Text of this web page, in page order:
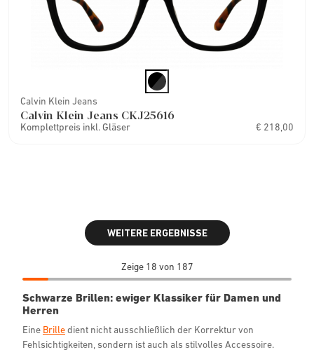
Calvin Klein Jeans
Calvin Klein Jeans CKJ25616
Komplettpreis inkl. Gläser € 218,00
WEITERE ERGEBNISSE
Zeige 18 von 187
Schwarze Brillen: ewiger Klassiker für Damen und
Herren
Eine Brilledient nicht ausschließlich der Korrektur von
Fehlsichtigkeiten, sondern ist auch als stilvolles Accessoire.